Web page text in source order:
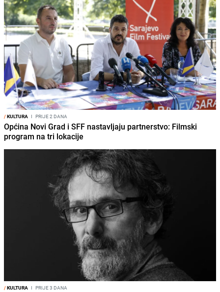
/KULTURA I PRIJE 2 DANA
Općina Novi Grad i SFF nastavljaju partnerstvo: Filmski
program na tri lokacije
/KULTURA I PRIJE 3 DANA